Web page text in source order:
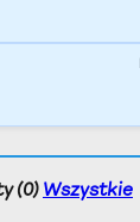
(0) Wszystkie